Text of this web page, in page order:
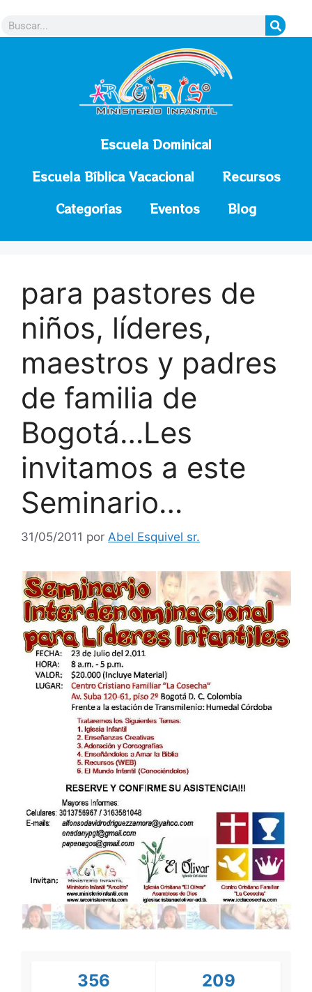
Escuela Dominical
Escuela Bíblica Vacacional
Recursos
Categorías
Eventos Blog
para pastores de
niños, líderes,
maestros y padres
de familia de
Bogotá…Les
invitamos a este
Seminario…
31/05/2011 por Abel Esquivel sr.
356 209